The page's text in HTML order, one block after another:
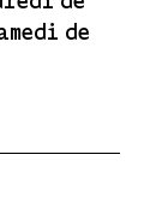
de